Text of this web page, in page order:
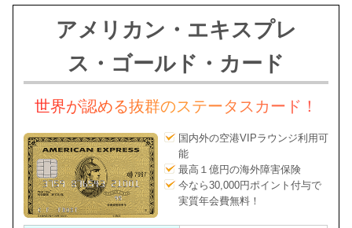
アメリカン・エキスプレ
ス・ゴールド・カード
世界が認める抜群のステータスカード！
国内外の空港VIPラウンジ利用可
能
最高１億円の海外障害保険
今なら30,000円ポイント付与で
実質年会費無料！